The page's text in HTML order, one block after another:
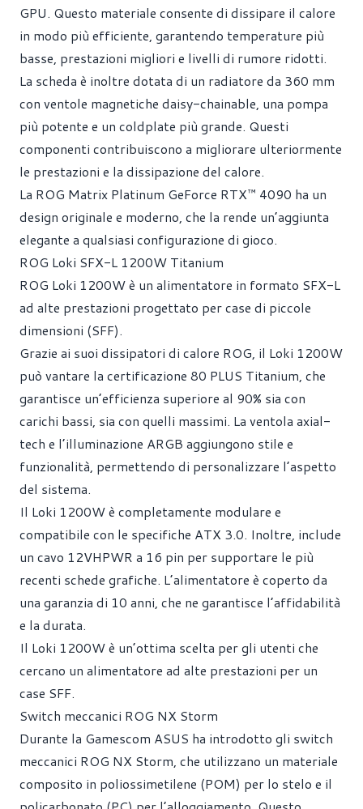
GPU. Questo materiale consente di dissipare il calore
in modo più efficiente, garantendo temperature più
basse, prestazioni migliori e livelli di rumore ridotti.
La scheda è inoltre dotata di un radiatore da 360 mm
con ventole magnetiche daisy-chainable, una pompa
più potente e un coldplate più grande. Questi
componenti contribuiscono a migliorare ulteriormente
le prestazioni e la dissipazione del calore.
La ROG Matrix Platinum GeForce RTX™ 4090 ha un
design originale e moderno, che la rende un’aggiunta
elegante a qualsiasi configurazione di gioco.
ROG Loki SFX-L 1200W Titanium
ROG Loki 1200W è un alimentatore in formato SFX-L
ad alte prestazioni progettato per case di piccole
dimensioni (SFF).
Grazie ai suoi dissipatori di calore ROG, il Loki 1200W
può vantare la certificazione 80 PLUS Titanium, che
garantisce un’efficienza superiore al 90% sia con
carichi bassi, sia con quelli massimi. La ventola axial-
tech e l’illuminazione ARGB aggiungono stile e
funzionalità, permettendo di personalizzare l’aspetto
del sistema.
Il Loki 1200W è completamente modulare e
compatibile con le specifiche ATX 3.0. Inoltre, include
un cavo 12VHPWR a 16 pin per supportare le più
recenti schede grafiche. L’alimentatore è coperto da
una garanzia di 10 anni, che ne garantisce l’affidabilità
e la durata.
Il Loki 1200W è un’ottima scelta per gli utenti che
cercano un alimentatore ad alte prestazioni per un
case SFF.
Switch meccanici ROG NX Storm
Durante la Gamescom ASUS ha introdotto gli switch
meccanici ROG NX Storm, che utilizzano un materiale
composito in poliossimetilene (POM) per lo stelo e il